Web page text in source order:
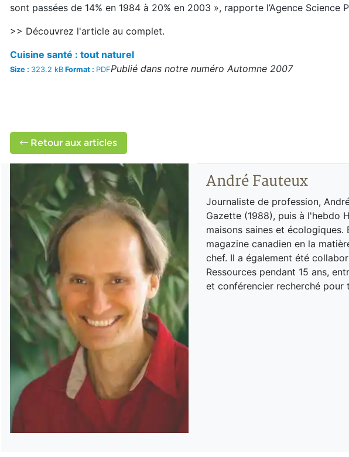
sont passées de 14% en 1984 à 20% en 2003 », rapporte l’Agence Science
>> Découvrez l'article au complet.
Cuisine santé : tout naturel
Size : 323.2 kB Format : PDFPublié dans notre numéro Automne 2007
Retour aux articles
André Fauteux
Journaliste de profession,
Gazette (1988), puis à l'hebdo
maisons saines et
magazine canadien en la
chef. Il a également été
Ressources pendant 15 ans,
et conférencier recherché